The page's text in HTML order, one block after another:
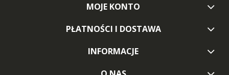
MOJE KONTO
PŁATNOŚCI I DOSTAWA
INFORMACJE